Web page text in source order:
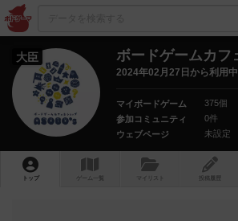
大臣
2024年02月27日から利用中
マイボードゲーム
375個
参加コミュニティ
0件
ウェブページ
未設定
トップ ゲーム一覧 マイリスト 投稿履歴